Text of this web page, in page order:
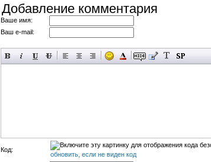
Добавление комментария
Ваше имя:
Ваш e-mail:
Код:
обновить, если не виден код